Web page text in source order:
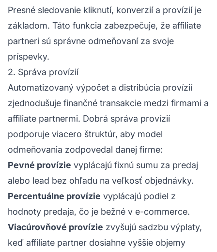
Presné sledovanie kliknutí, konverzií a provízií je
základom. Táto funkcia zabezpečuje, že affiliate
partneri sú správne odmeňovaní za svoje
príspevky.
2. Správa provízií
Automatizovaný výpočet a distribúcia provízií
zjednodušuje finančné transakcie medzi firmami a
affiliate partnermi. Dobrá správa provízií
podporuje viacero štruktúr, aby model
odmeňovania zodpovedal danej firme:
Pevné provízie vyplácajú fixnú sumu za predaj
alebo lead bez ohľadu na veľkosť objednávky.
Percentuálne provízie vyplácajú podiel z
hodnoty predaja, čo je bežné v e-commerce.
Viacúrovňové provízie zvyšujú sadzbu výplaty,
keď affiliate partner dosiahne vyššie objemy